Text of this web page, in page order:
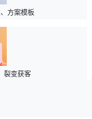
方案模板
裂变获客